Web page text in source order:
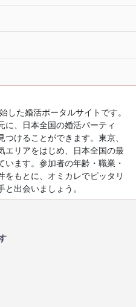
した婚活ポータルサイトです。
に、日本全国の婚活パーティ
けることができます。東京、
エリアをはじめ、日本全国の最
ます。参加者の年齢・職業・
をもとに、オミカレでピッタリ
出会いましょう。